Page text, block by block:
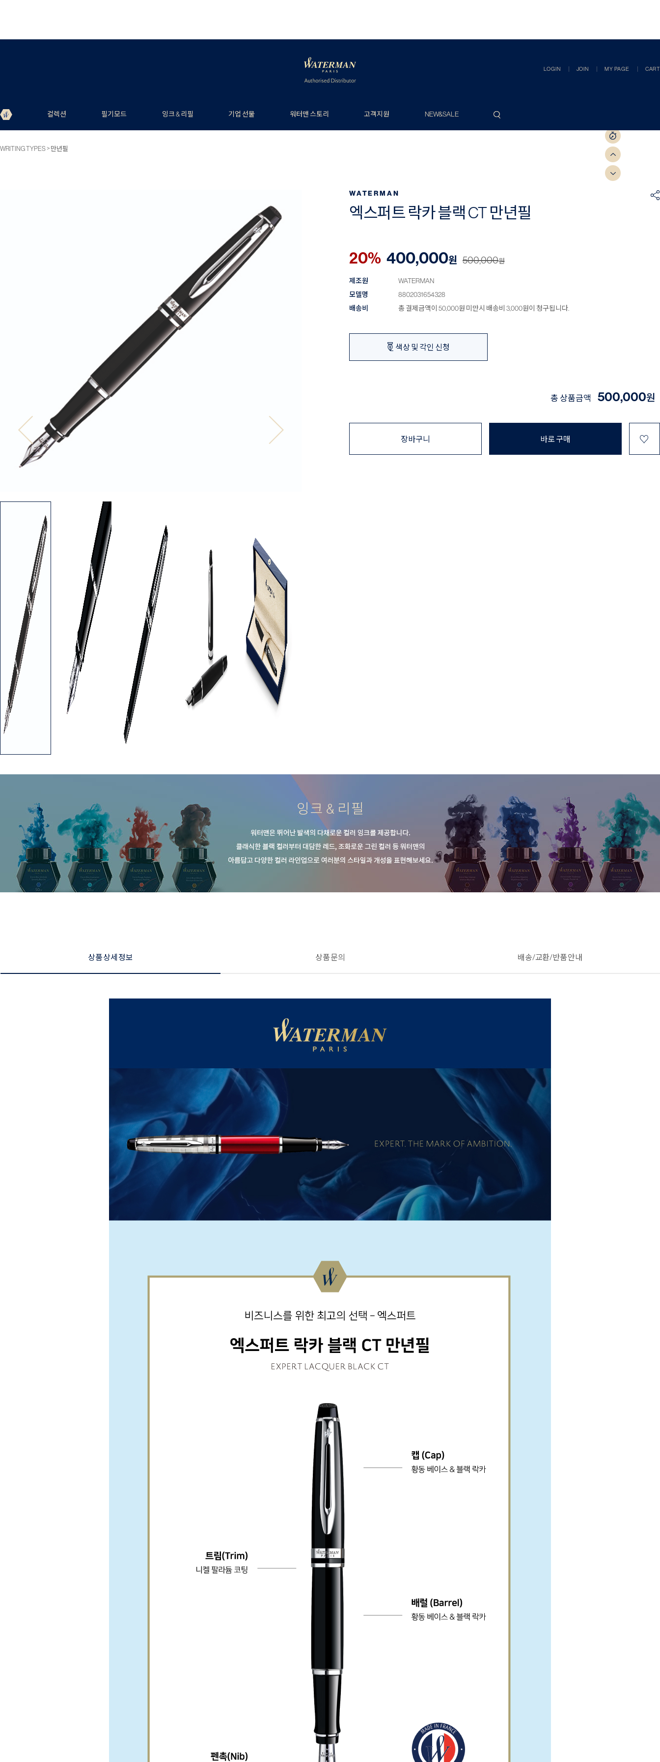
LOGIN JOIN MY PAGE CART
컬렉션 필기모드 잉크 & 리필 기업 선물 워터맨 스토리 고객지원 NEW&SALE
WRITING TYPES>만년필
WATERMAN
엑스퍼트 락카 블랙 CT 만년필
20% 400,000원 500,000원
제조원
WATERMAN
모델명
8802031654328
배송비
총 결제금액이 50,000원 미만시 배송비 3,000원이 청구됩니다.
색상 및 각인 신청
총 상품금액 500,000원
장바구니 바로 구매 ♡
상품 상세 정보 상품 문의 배송/교환/반품 안내